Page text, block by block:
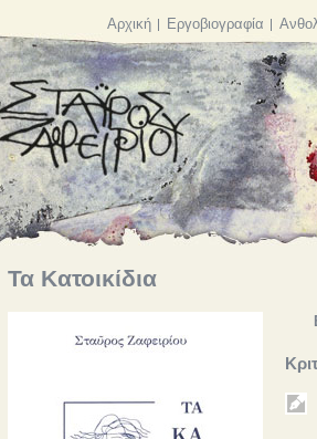
Αρχική Εργοβιογραφία
Τα Κατοικίδια